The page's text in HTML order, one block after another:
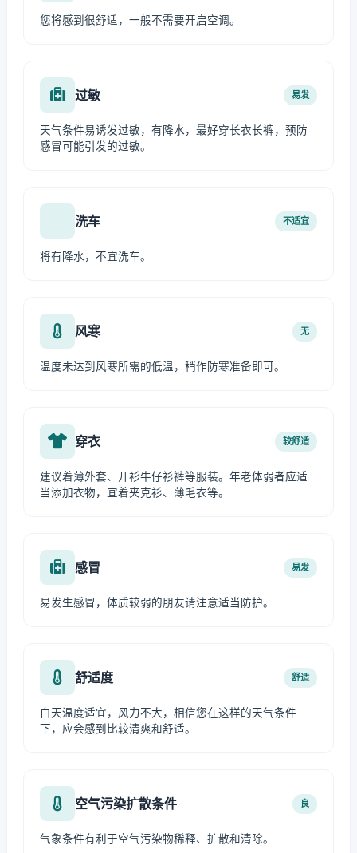
您将感到很舒适，一般不需要开启空调。
过敏 易发
天气条件易诱发过敏，有降水，最好穿长衣长裤，预防
感冒可能引发的过敏。
洗车 不适宜
将有降水，不宜洗车。
风寒 无
温度未达到风寒所需的低温，稍作防寒准备即可。
穿衣 较舒适
建议着薄外套、开衫牛仔衫裤等服装。年老体弱者应适
当添加衣物，宜着夹克衫、薄毛衣等。
感冒 易发
易发生感冒，体质较弱的朋友请注意适当防护。
舒适度 舒适
白天温度适宜，风力不大，相信您在这样的天气条件
下，应会感到比较清爽和舒适。
空气污染扩散条件 良
气象条件有利于空气污染物稀释、扩散和清除。